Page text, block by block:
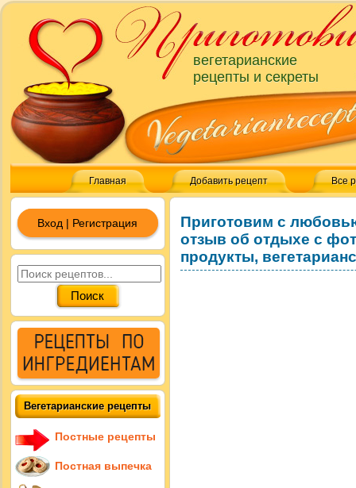
вегетарианские
рецепты и секреты
Главная Добавить рецепт Все
Приготовим с
отзыв об отдыхе с
продукты,
Вход | Регистрация
Вегетарианские рецепты
Постные рецепты
Постная выпечка